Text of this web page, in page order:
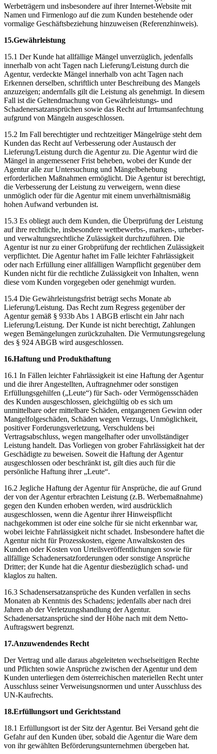
Werbeträgern und insbesondere auf ihrer Internet-Website mit
Namen und Firmenlogo auf die zum Kunden bestehende oder
vormalige Geschäftsbeziehung hinzuweisen (Referenzhinweis).
15.Gewährleistung
15.1 Der Kunde hat allfällige Mängel unverzüglich, jedenfalls
innerhalb von acht Tagen nach Lieferung/Leistung durch die
Agentur, verdeckte Mängel innerhalb von acht Tagen nach
Erkennen derselben, schriftlich unter Beschreibung des Mangels
anzuzeigen; andernfalls gilt die Leistung als genehmigt. In diesem
Fall ist die Geltendmachung von Gewährleistungs- und
Schadenersatzansprüchen sowie das Recht auf Irrtumsanfechtung
aufgrund von Mängeln ausgeschlossen.
15.2 Im Fall berechtigter und rechtzeitiger Mängelrüge steht dem
Kunden das Recht auf Verbesserung oder Austausch der
Lieferung/Leistung durch die Agentur zu. Die Agentur wird die
Mängel in angemessener Frist beheben, wobei der Kunde der
Agentur alle zur Untersuchung und Mängelbehebung
erforderlichen Maßnahmen ermöglicht. Die Agentur ist berechtigt,
die Verbesserung der Leistung zu verweigern, wenn diese
unmöglich oder für die Agentur mit einem unverhältnismäßig
hohen Aufwand verbunden ist.
15.3 Es obliegt auch dem Kunden, die Überprüfung der Leistung
auf ihre rechtliche, insbesondere wettbewerbs-, marken-, urheber-
und verwaltungsrechtliche Zulässigkeit durchzuführen. Die
Agentur ist nur zu einer Grobprüfung der rechtlichen Zulässigkeit
verpflichtet. Die Agentur haftet im Falle leichter Fahrlässigkeit
oder nach Erfüllung einer allfälligen Warnpflicht gegenüber dem
Kunden nicht für die rechtliche Zulässigkeit von Inhalten, wenn
diese vom Kunden vorgegeben oder genehmigt wurden.
15.4 Die Gewährleistungsfrist beträgt sechs Monate ab
Lieferung/Leistung. Das Recht zum Regress gegenüber der
Agentur gemäß § 933b Abs 1 ABGB erlischt ein Jahr nach
Lieferung/Leistung. Der Kunde ist nicht berechtigt, Zahlungen
wegen Bemängelungen zurückzuhalten. Die Vermutungsregelung
des § 924 ABGB wird ausgeschlossen.
16.Haftung und Produkthaftung
16.1 In Fällen leichter Fahrlässigkeit ist eine Haftung der Agentur
und die ihrer Angestellten, Auftragnehmer oder sonstigen
Erfüllungsgehilfen („Leute“) für Sach- oder Vermögensschäden
des Kunden ausgeschlossen, gleichgültig ob es sich um
unmittelbare oder mittelbare Schäden, entgangenen Gewinn oder
Mangelfolgeschäden, Schäden wegen Verzugs, Unmöglichkeit,
positiver Forderungsverletzung, Verschuldens bei
Vertragsabschluss, wegen mangelhafter oder unvollständiger
Leistung handelt. Das Vorliegen von grober Fahrlässigkeit hat der
Geschädigte zu beweisen. Soweit die Haftung der Agentur
ausgeschlossen oder beschränkt ist, gilt dies auch für die
persönliche Haftung ihrer „Leute“.
16.2 Jegliche Haftung der Agentur für Ansprüche, die auf Grund
der von der Agentur erbrachten Leistung (z.B. Werbemaßnahme)
gegen den Kunden erhoben werden, wird ausdrücklich
ausgeschlossen, wenn die Agentur ihrer Hinweispflicht
nachgekommen ist oder eine solche für sie nicht erkennbar war,
wobei leichte Fahrlässigkeit nicht schadet. Insbesondere haftet die
Agentur nicht für Prozesskosten, eigene Anwaltskosten des
Kunden oder Kosten von Urteilsveröffentlichungen sowie für
allfällige Schadenersatzforderungen oder sonstige Ansprüche
Dritter; der Kunde hat die Agentur diesbezüglich schad- und
klaglos zu halten.
16.3 Schadensersatzansprüche des Kunden verfallen in sechs
Monaten ab Kenntnis des Schadens; jedenfalls aber nach drei
Jahren ab der Verletzungshandlung der Agentur.
Schadenersatzansprüche sind der Höhe nach mit dem Netto-
Auftragswert begrenzt.
17.Anzuwendendes Recht
Der Vertrag und alle daraus abgeleiteten wechselseitigen Rechte
und Pflichten sowie Ansprüche zwischen der Agentur und dem
Kunden unterliegen dem österreichischen materiellen Recht unter
Ausschluss seiner Verweisungsnormen und unter Ausschluss des
UN-Kaufrechts.
18.Erfüllungsort und Gerichtsstand
18.1 Erfüllungsort ist der Sitz der Agentur. Bei Versand geht die
Gefahr auf den Kunden über, sobald die Agentur die Ware dem
von ihr gewählten Beförderungsunternehmen übergeben hat.